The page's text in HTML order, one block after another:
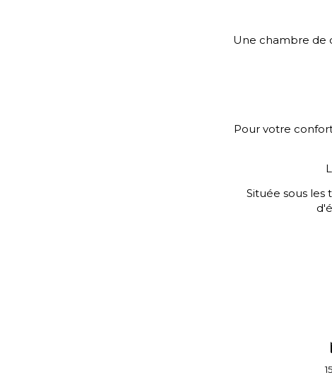
Une chambre de
Pour votre
Située sous les